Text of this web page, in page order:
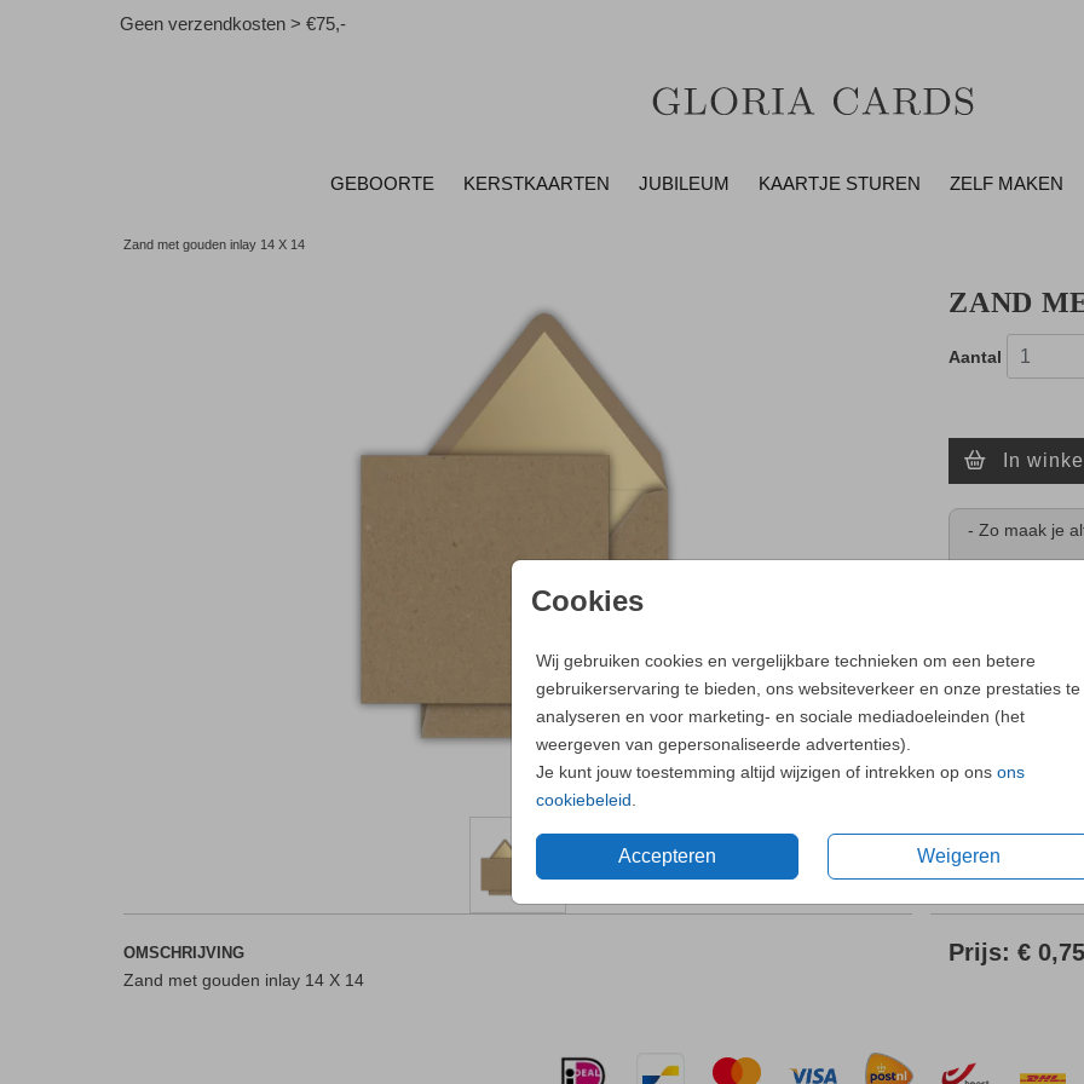
Geen verzendkosten > €75,-
GEBOORTE KERSTKAARTEN JUBILEUM KAARTJE STUREN ZELF MAKEN
Cookies
Wij gebruiken cookies en vergelijkbare technieken om een betere
gebruikerservaring te bieden, ons websiteverkeer en onze prestaties te
analyseren en voor marketing- en sociale mediadoeleinden (het
weergeven van gepersonaliseerde advertenties).
Je kunt jouw toestemming altijd wijzigen of intrekken op ons ons
cookiebeleid
Accepteren Weigeren
Zand met gouden inlay 14 X 14
ZAND
Aantal
In
- Zo maak je
OMSCHRIJVING
Zand met gouden inlay 14 X 14
Prijs:€ 0,75